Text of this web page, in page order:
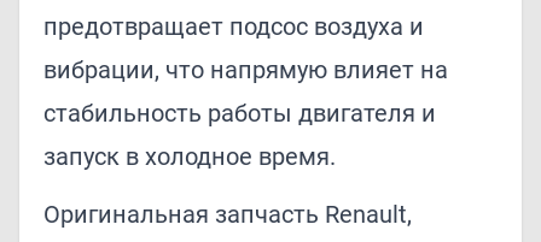
предотвращает подсос воздуха и
вибрации, что напрямую влияет на
стабильность работы двигателя и
запуск в холодное время.
Оригинальная запчасть Renault,